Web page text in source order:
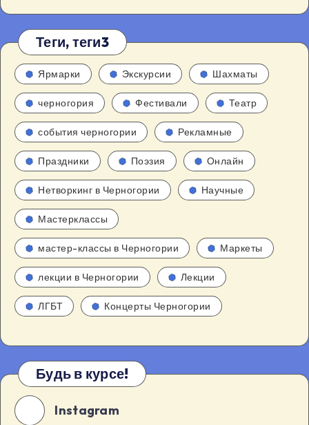
Теги, теги3
Ярмарки Экскурсии Шахматы
черногория Фестивали Театр
события черногории Рекламные
Праздники Поэзия Онлайн
Нетворкинг в Черногории Научные
Мастерклассы
мастер-классы в Черногории Маркеты
лекции в Черногории Лекции
ЛГБТ Концерты Черногории
Будь в курсе!
Instagram